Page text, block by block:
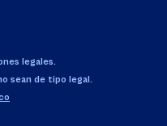
legales.
sean de tipo legal.